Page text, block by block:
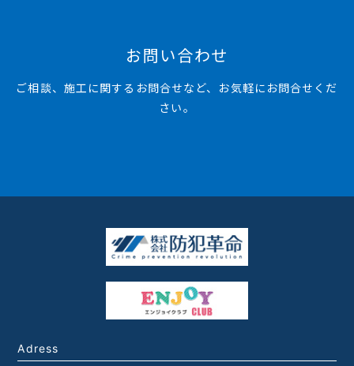
お問い合わせ
ご相談、施工に関するお問合せなど、お気軽にお問合せくだ
さい。
Adress